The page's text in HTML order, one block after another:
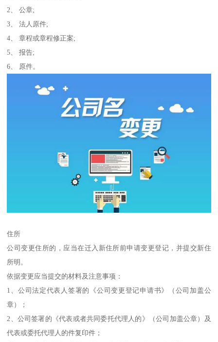
2、 公章;
3、 法人原件;
4、 章程或章程修正案;
5、 报告;
6、 原件。
住所
公司变更住所的，应当在迁入新住所前申请变更登记，并提交新住
所明。
依据变更应当提交的材料及注意事项：
1、公司法定代表人签署的《公司变更登记申请书》（公司加盖公
章）；
2、公司签署的《代表或者共同委托代理人的》（公司加盖公章）及
代表或委托代理人的件复印件；